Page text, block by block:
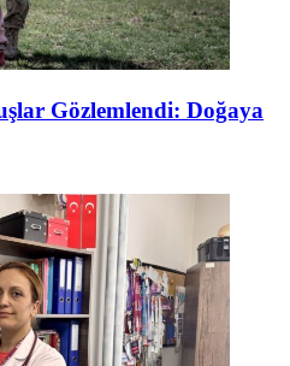
Gözlemlendi: Doğaya